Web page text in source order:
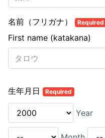
名前（フリガナ） Required
First name (katakana)
生年月日 Required
Year